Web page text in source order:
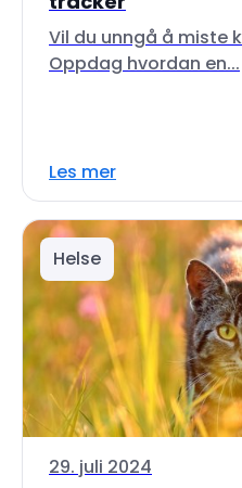
Vil du unngå å miste
Oppdag hvordan en...
Les mer
Helse
29. juli 2024